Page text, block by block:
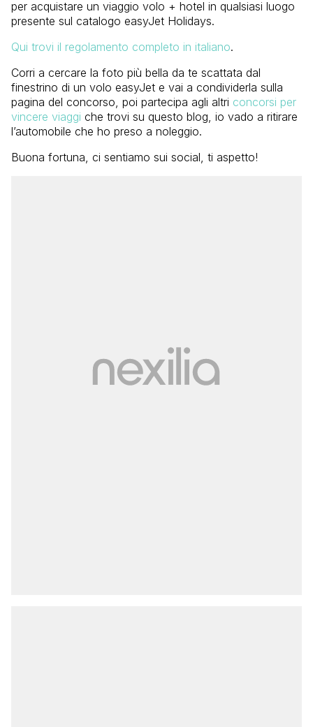
per acquistare un viaggio volo + hotel in qualsiasi luogo
presente sul catalogo easyJet Holidays.
Qui trovi il regolamento completo in italiano.
Corri a cercare la foto più bella da te scattata dal
finestrino di un volo easyJet e vai a condividerla sulla
pagina del concorso, poi partecipa agli altri concorsi per
vincere viaggi che trovi su questo blog, io vado a ritirare
l’automobile che ho preso a noleggio.
Buona fortuna, ci sentiamo sui social, ti aspetto!